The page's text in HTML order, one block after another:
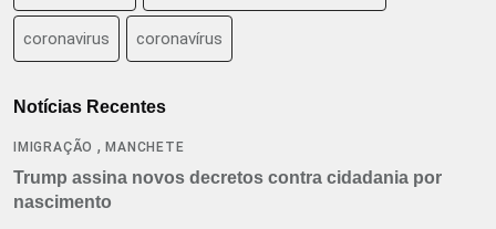
coronavirus coronavírus
Notícias Recentes
IMIGRAÇÃO ,MANCHETE
Trump assina novos decretos contra cidadania por
nascimento